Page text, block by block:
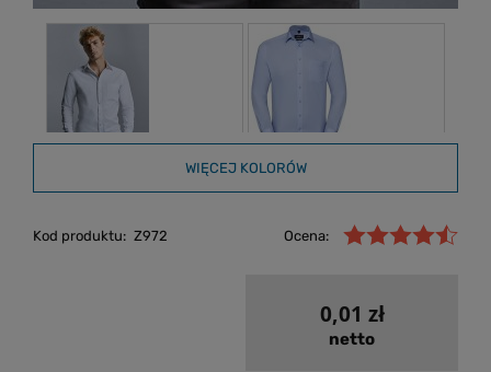
WIĘCEJ KOLORÓW
Kod produktu: Z972 Ocena:
0,01 zł
netto